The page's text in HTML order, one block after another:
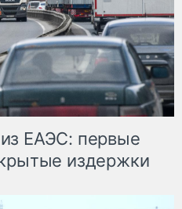
ЕАЭС: первые
издержки